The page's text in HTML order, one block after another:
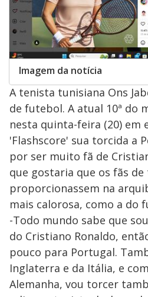
Imagem da notícia
A tenista tunisiana Ons
de futebol. A atual 10ª do
nesta quinta-feira (20) em
'Flashscore' sua torcida a
por ser muito fã de
que gostaria que os fãs de
proporcionassem na
mais calorosa, como a do
-Todo mundo sabe que
do Cristiano Ronaldo,
pouco para Portugal.
Inglaterra e da Itália, e
Alemanha, vou torcer